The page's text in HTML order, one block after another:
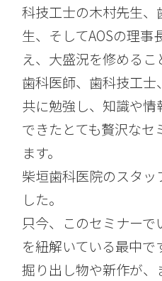
科技工士の木村先生
生、そしてAOSの理事
え、大盛況を修めるこ
歯科医師、歯科技工
共に勉強し、知識や
できたとても贅沢な
ます。
柴垣歯科医院のスタ
した。
只今、このセミナーで
を紐解いている最中で
掘り出し物や新作が、